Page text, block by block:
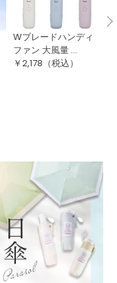
Wブレードハンディ
ファン 大風量 ...
￥2,178 （税込）